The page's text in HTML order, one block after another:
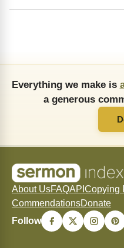
Everything we make is
a generous
About UsFAQAPI Copying
CommendationsDonate
Follow